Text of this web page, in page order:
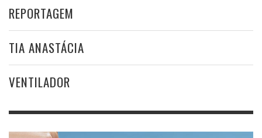
REPORTAGEM
TIA ANASTÁCIA
VENTILADOR